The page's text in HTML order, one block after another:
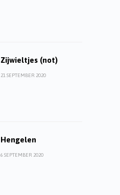
Zijwieltjes (not)
21 SEPTEMBER 2020
Hengelen
6 SEPTEMBER 2020